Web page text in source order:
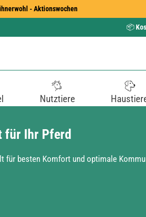
- Aktionswochen
📦
Nutztiere
für Ihr Pferd
besten Komfort und optimale